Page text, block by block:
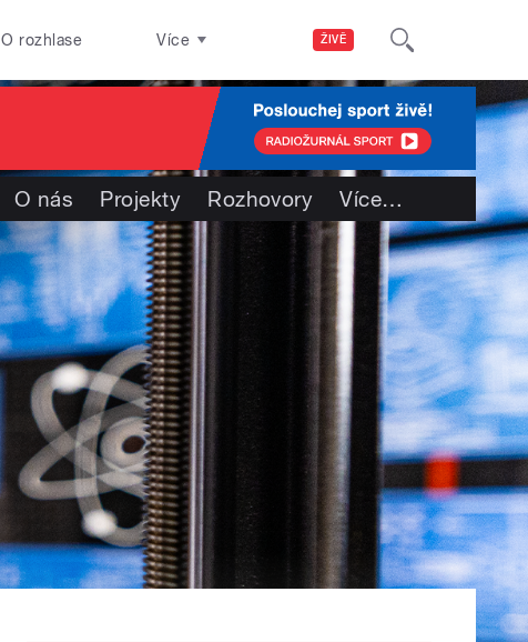
ŽIVĚ
O rozhlase Více
O nás Projekty Rozhovory Více…